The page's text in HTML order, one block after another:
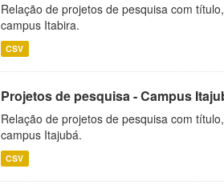
Relação de projetos de pesquisa com
campus Itabira.
CSV
Projetos de pesquisa - Campus
Relação de projetos de pesquisa com
campus Itajubá.
CSV